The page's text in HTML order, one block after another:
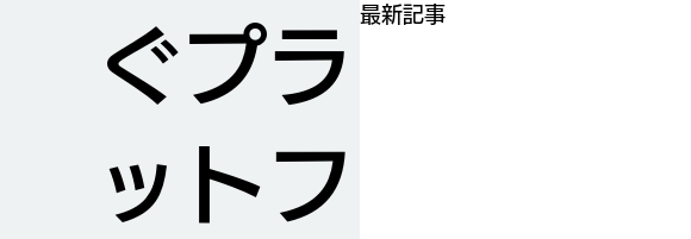
ぐプラ
ットフ
最新記事